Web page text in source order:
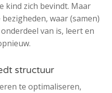
kind zich bevindt. Maar
waar (samen)
van is, leert en
structuur
te optimaliseren,